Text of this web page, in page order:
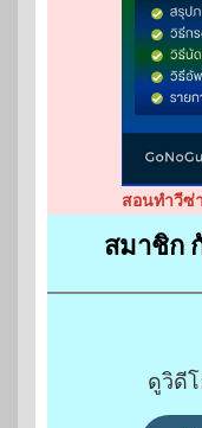
สอนทำวีซ่
สมาชิก
ดูวิดี